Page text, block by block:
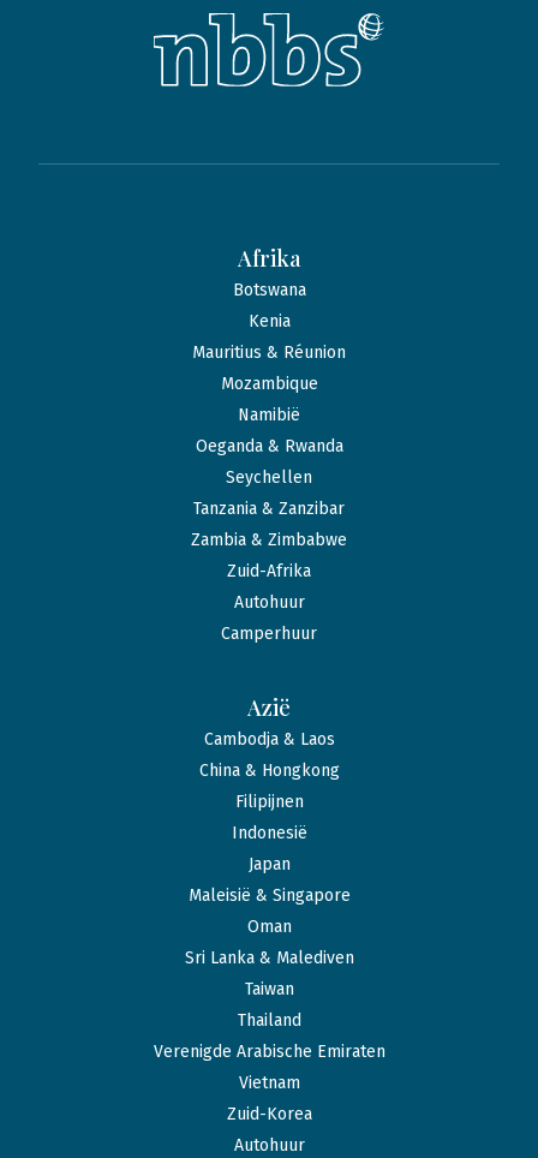
Afrika
Botswana
Kenia
Mauritius & Réunion
Mozambique
Namibië
Oeganda & Rwanda
Seychellen
Tanzania & Zanzibar
Zambia & Zimbabwe
Zuid-Afrika
Autohuur
Camperhuur
Azië
Cambodja & Laos
China & Hongkong
Filipijnen
Indonesië
Japan
Maleisië & Singapore
Oman
Sri Lanka & Malediven
Taiwan
Thailand
Verenigde Arabische Emiraten
Vietnam
Zuid-Korea
Autohuur